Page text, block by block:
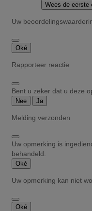
Wees de eerste
Uw
Oké
Rapporteer reactie
Bent u zeker dat u deze
Nee Ja
Melding verzonden
Uw opmerking is
behandeld.
Oké
Uw opmerking kan niet
Oké